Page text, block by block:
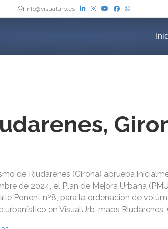
info@visualurb.es
de Riudarenes (Girona) aprueba
de 2024, el Plan de Mejora Urbana
Ponent nº8, para la ordenación de
urbanístico en VisualUrb-maps Riudarenes,